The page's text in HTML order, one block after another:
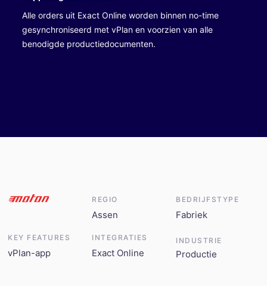
Alle orders uit Exact Online worden binnen no-time
gesynchroniseerd met vPlan en voorzien van alle
benodigde productiedocumenten.
REGIO
Assen
BEDRIJFSTYPE
Fabriek
KEY FEATURES
vPlan-app
INTEGRATIES
Exact Online
INDUSTRIE
Productie